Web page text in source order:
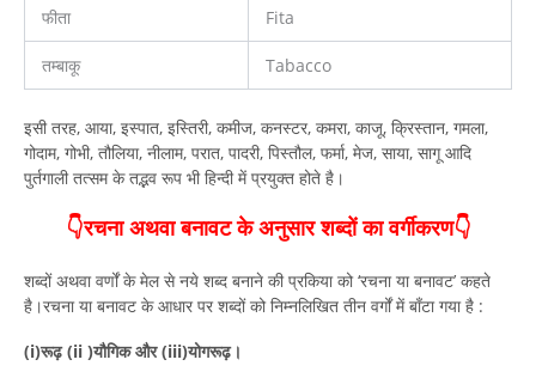
फीता Fita
तम्बाकू Tabacco
इसी तरह, आया, इस्पात, इस्तिरी, कमीज, कनस्टर, कमरा, काजू, क्रिस्तान, गमला,
गोदाम, गोभी, तौलिया, नीलाम, परात, पादरी, पिस्तौल, फर्मा, मेज, साया, सागू आदि
पुर्तगाली तत्सम के तद्भव रूप भी हिन्दी में प्रयुक्त होते है।
👇रचना अथवा बनावट के अनुसार शब्दों का वर्गीकरण👇
शब्दों अथवा वर्णों के मेल से नये शब्द बनाने की प्रकिया को ‘रचना या बनावट’ कहते
है।रचना या बनावट के आधार पर शब्दों को निम्नलिखित तीन वर्गों में बाँटा गया है :
(i)रूढ़ (ii )यौगिक और (iii)योगरूढ़।